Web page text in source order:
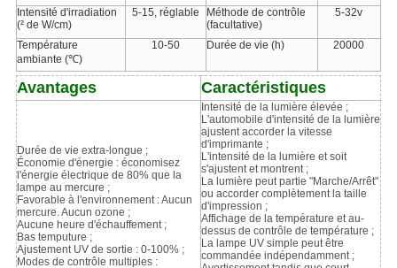
Intensité d'irradiation
(² de W/cm)
5-15, réglable
Méthode de contrôle
(facultative)
5-32v
Température
ambiante (℃)
10-50 Durée de vie (h) 20000
Avantages Caractéristiques
Durée de vie extra-longue ;
Économie d'énergie : économisez
l'énergie électrique de 80% que la
lampe au mercure ;
Favorable à l'environnement : Aucun
mercure. Aucun ozone ;
Aucune heure d'échauffement ;
Bas temputure ;
Ajustement UV de sortie : 0-100% ;
Modes de contrôle multiples :
Intensité de la lumière élevée ;
L'automobile d'intensité de la lumière
ajustent accorder la vitesse
d'imprimante ;
L'intensité de la lumière et soit
s'ajustent et montrent ;
La lumière peut partie "Marche/Arrêt"
ou accorder complètement la taille
d'impression ;
Affichage de la température et au-
dessus de contrôle de température ;
La lampe UV simple peut être
commandée indépendamment ;